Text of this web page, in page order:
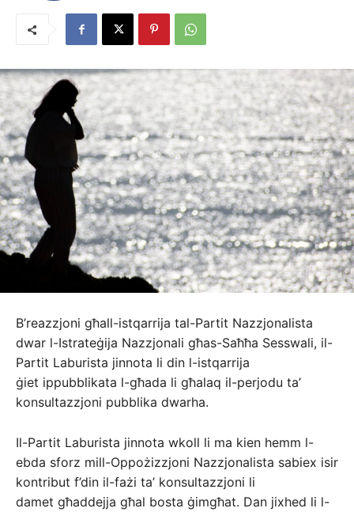
B’reazzjoni għall-istqarrija tal-Partit Nazzjonalista
dwar l-Istrateġija Nazzjonali għas-Saħħa Sesswali, il-
Partit Laburista jinnota li din l-istqarrija
ġiet ippubblikata l-għada li għalaq il-perjodu ta’
konsultazzjoni pubblika dwarha.
Il-Partit Laburista jinnota wkoll li ma kien hemm l-
ebda sforz mill-Oppożizzjoni Nazzjonalista sabiex isir
kontribut f’din il-fażi ta’ konsultazzjoni li
damet għaddejja għal bosta ġimgħat. Dan jixhed li l-